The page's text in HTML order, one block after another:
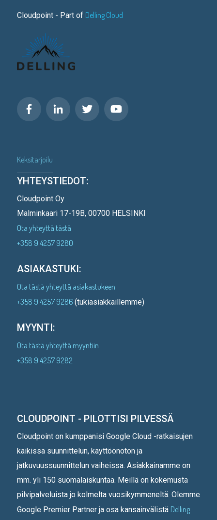
Cloudpoint - Part of Delling Cloud
Keksitarjoilu
YHTEYSTIEDOT:
Cloudpoint Oy
Malminkaari 17-19B, 00700 HELSINKI
Ota yhteyttä tästä
+358 9 4257 9280
ASIAKASTUKI:
Ota tästä yhteyttä asiakastukeen
+358 9 4257 9286 (tukiasiakkaillemme)
MYYNTI:
Ota tästä yhteyttä myyntiin
+358 9 4257 9282
CLOUDPOINT - PILOTTISI PILVESSÄ
Cloudpoint on kumppanisi Google Cloud -ratkaisujen
kaikissa suunnittelun, käyttöönoton ja
jatkuvuussuunnittelun vaiheissa. Asiakkainamme on
mm. yli 150 suomalaiskuntaa. Meillä on kokemusta
pilvipalveluista jo kolmelta vuosikymmeneltä. Olemme
Google Premier Partner ja osa kansainvälistä Delling